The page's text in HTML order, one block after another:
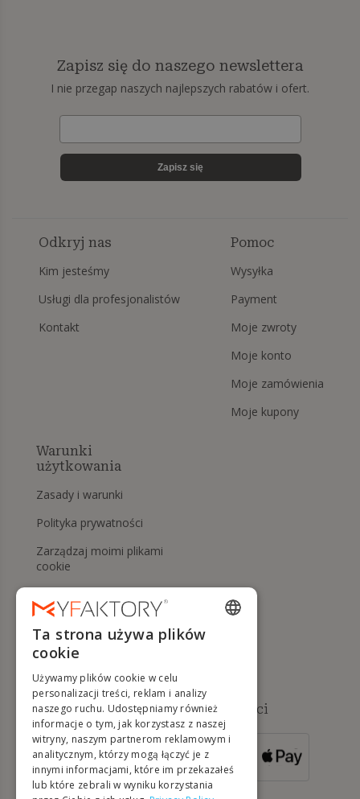
Zapisz się do naszego newslettera
I nie przegap naszych najlepszych rabatów i ofert.
Zapisz się
Odkryj nas
Kim jesteśmy
Usługi dla profesjonalistów
Kontakt
Pomoc
Wysyłka
Payment
Moje zwroty
Moje konto
Moje zamówienia
Moje kupony
Warunki
użytkowania
Zasady i warunki
Polityka prywatności
Zarządzaj moimi plikami
cookie
umowy i zwrotów
Pomoc
Dostępne metody płatności
DLA ZAMÓWIEŃ
POWYŻEJ 500 €
ENGLISH
DUTCH
GERMAN
ITALIAN
PORTUGUESE
Ta strona używa plików
cookie
Używamy plików cookie w celu
personalizacji treści, reklam i analizy
naszego ruchu. Udostępniamy również
informacje o tym, jak korzystasz z naszej
witryny, naszym partnerom reklamowym i
analitycznym, którzy mogą łączyć je z
innymi informacjami, które im przekazałeś
lub które zebrali w wyniku korzystania